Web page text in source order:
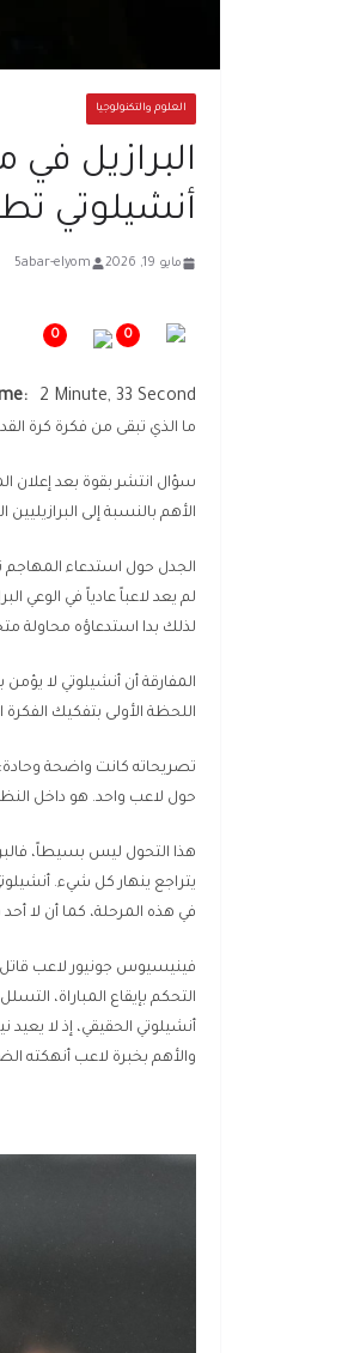
العلوم والتكنولوجيا
البرازيل في
أنشيلوتي
مايو 19, 2026 5abar-elyom
0
0
2 Minute, 33 Second
ما الذي تبقى من فكرة كرة
سؤال انتشر بقوة بعد إعلان
الأهم بالنسبة إلى البرازيليين
الجدل حول استدعاء
لم يعد لاعباً عادياً في الوعي
لذلك بدا استدعاؤه محاولة
المفارقة أن أنشيلوتي لا
اللحظة الأولى بتفكيك
تصريحاته كانت واضحة وحادة:
حول لاعب واحد. هو داخل
هذا التحول ليس بسيطاً،
يتراجع ينهار كل شيء.
في هذه المرحلة، كما أن لا
فينيسيوس جونيور لاعب قاتل
التحكم بإيقاع المباراة،
أنشيلوتي الحقيقي، إذ لا
والأهم بخبرة لاعب أنهكته